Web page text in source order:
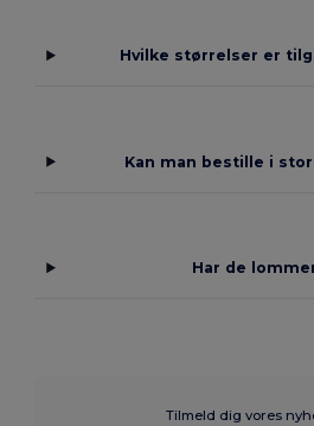
Hvilke størrelser er
Kan man bestille i
Har de
Tilmeld dig vores